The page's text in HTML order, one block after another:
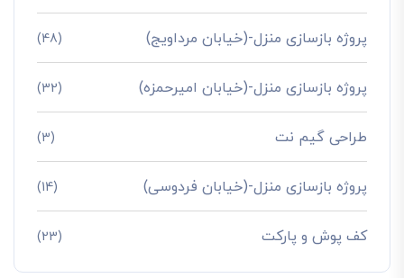
پروژه بازسازی منزل-(خیابان مرداویج) (48)
پروژه بازسازی منزل-(خیابان امیرحمزه) (32)
طراحی گیم نت (3)
پروژه بازسازی منزل-(خیابان فردوسی) (14)
کف پوش و پارکت (23)